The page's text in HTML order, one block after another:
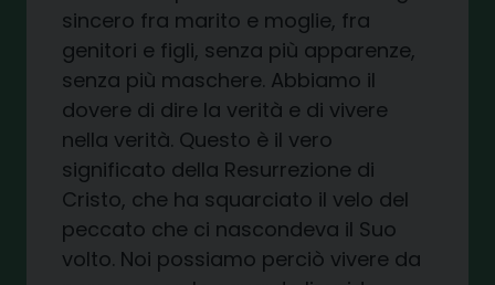
sincero fra marito e moglie, fra
genitori e figli, senza più apparenze,
senza più maschere. Abbiamo il
dovere di dire la verità e di vivere
nella verità. Questo è il vero
significato della Resurrezione di
Cristo, che ha squarciato il velo del
peccato che ci nascondeva il Suo
volto. Noi possiamo perciò vivere da